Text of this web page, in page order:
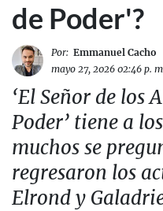
de Poder'?
Por: Emmanuel Cacho
mayo 27, 2026 02:46 p.
‘El Señor de los
Poder’ tiene a
muchos se
regresaron los
Elrond y